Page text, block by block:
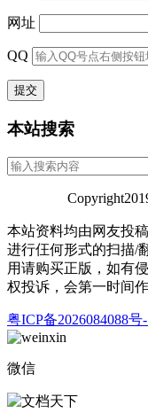
网址
QQ
本站搜索
本站资料均由网友投
进行仼何形式的扫描/
用请购买正版，如有
权投诉，会第一时间
粤ICP备2026084088号-
微信